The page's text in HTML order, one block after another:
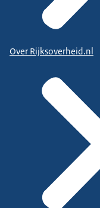
Over Rijksoverheid.nl